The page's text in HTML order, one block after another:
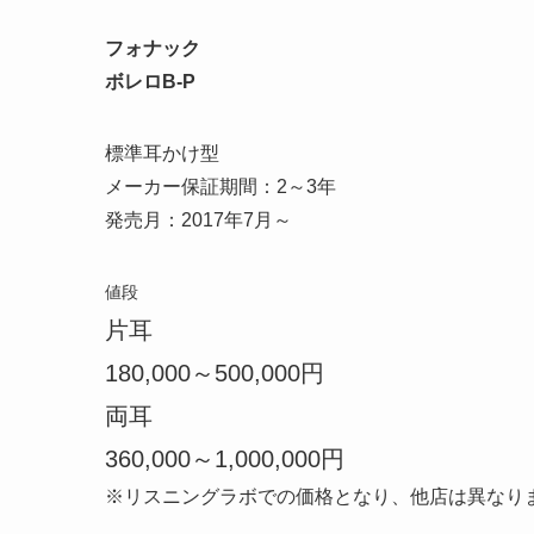
フォナック
ボレロB-P
標準耳かけ型
メーカー保証期間：2～3年
発売月：2017年7月～
値段
片耳
180,000～500,000円
両耳
360,000～1,000,000円
※リスニングラボでの価格となり、他店は異なり